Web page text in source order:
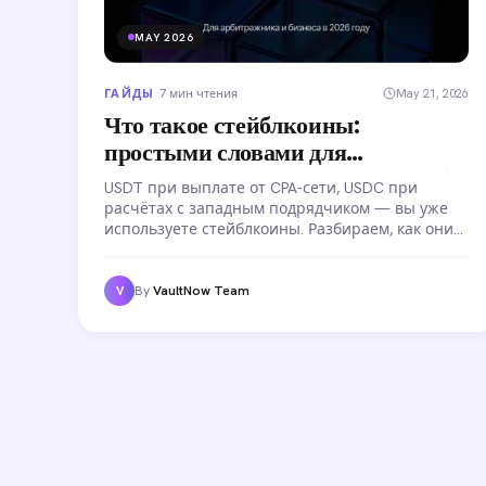
MAY 2026
ГАЙДЫ ·7 мин чтения May 21, 2026
Что такое стейблкоины:
простыми словами для
арбитражника и бизнеса в 2026
году
USDT при выплате от CPA-сети, USDC при
расчётах с западным подрядчиком — вы уже
используете стейблкоины. Разбираем, как они
какие риски существуют при работе с крипто-
выплатами.
V ByVaultNow Team